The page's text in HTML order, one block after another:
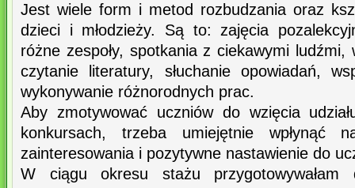
Jest wiele form i metod rozbudzania oraz
dzieci i młodzieży. Są to: zajęcia
różne zespoły, spotkania z ciekawymi ludźmi,
czytanie literatury, słuchanie opowiadań,
wykonywanie różnorodnych prac.
Aby zmotywować uczniów do wzięcia
konkursach, trzeba umiejętnie wpłynąć
zainteresowania i pozytywne nastawienie do
W ciągu okresu stażu przygotowywałam